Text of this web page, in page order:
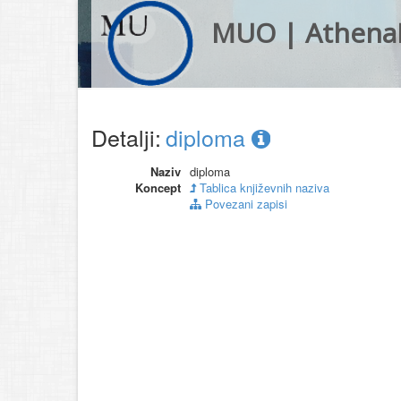
MUO |
Detalji:diploma
Naziv diploma
Koncept
Tablica književnih naziva
Povezani zapisi